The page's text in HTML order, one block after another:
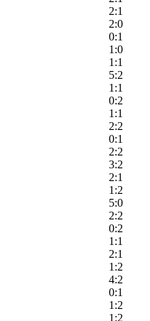
2:1
2:0
0:1
1:0
1:1
5:2
1:1
0:2
1:1
2:2
0:1
2:2
3:2
2:1
1:2
5:0
2:2
0:2
1:1
2:1
1:2
4:2
0:1
1:2
1:2